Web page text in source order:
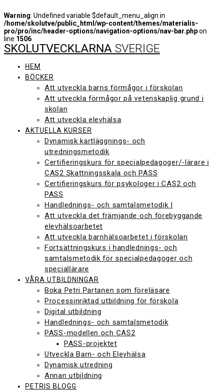
Warning: Undefined variable $default_menu_align in
/home/skolutve/public_html/wp-content/themes/materialis-
pro/pro/inc/header-options/navigation-options/nav-bar.phpon
line 1506
Hoppa
till
SKOLUTVECKLARNA SVERIGE
HEM
BÖCKER
Att utveckla barns förmågor i förskolan
Att utveckla förmågor på vetenskaplig grund i
skolan
Att utveckla elevhälsa
AKTUELLA KURSER
Dynamisk kartläggnings- och
utredningsmetodik
Certifieringskurs för specialpedagoger/-lärare i
CAS2 Skattningsskala och PASS
Certifieringskurs för psykologer i CAS2 och
PASS
Handlednings- och samtalsmetodik I
Att utveckla det främjande och förebyggande
elevhälsoarbetet
Att utveckla barnhälsoarbetet i förskolan
Fortsättningskurs i handlednings- och
samtalsmetodik för specialpedagoger och
speciallärare
VÅRA UTBILDNINGAR
Boka Petri Partanen som föreläsare
Processinriktad utbildning för förskola
Digital utbildning
Handlednings- och samtalsmetodik
PASS-modellen och CAS2
PASS-projektet
Utveckla Barn- och Elevhälsa
Dynamisk utredning
Annan utbildning
PETRIS BLOGG